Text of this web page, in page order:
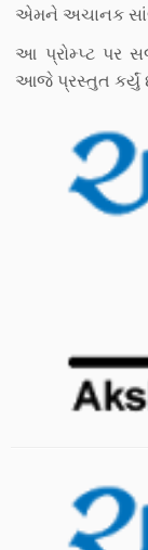
એમને અચાનક
આ પ્રોમ્પ્ટ પર
આજે પ્રસ્તુત કર્યું